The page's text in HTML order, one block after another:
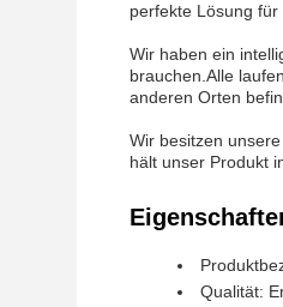
perfekte Lösung für
Wir haben ein
brauchen.Alle
anderen Orten
Wir besitzen
hält unser Produkt
Qualität: